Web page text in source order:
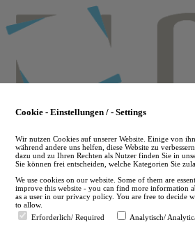
to
main
Cookie - Einstellungen / - Settings
Wir nutzen Cookies auf unserer Website. Einige von
während andere uns helfen, diese Website zu
dazu und zu Ihren Rechten als Nutzer finden Sie in
Sie können frei entscheiden, welche Kategorien Sie
We use cookies on our website. Some of them are
improve this website - you can find more information
as a user in our privacy policy. You are free to decide
to allow.
Erforderlich/ Required
Analytisch/